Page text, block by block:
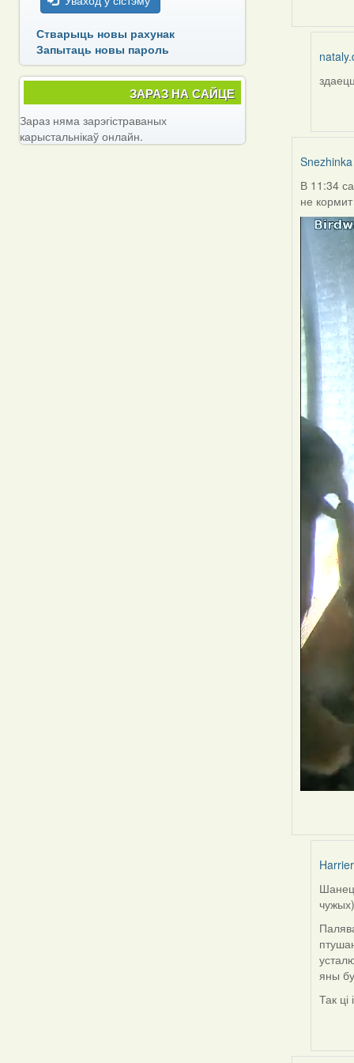
In
by
Snezhinka
В 11:34
не кормит
Harrier
In
reply
to
by
Шанец
яны
Так ці
Стварыць новы рахунак
Запытаць новы пароль
ЗАРАЗ НА САЙЦЕ
Зараз няма зарэгістраваных
карыстальнікаў онлайн.